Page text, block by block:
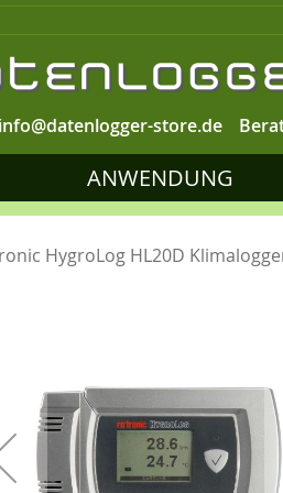
info@datenlogger-store.de
ANWENDUNG
HygroLog HL20D